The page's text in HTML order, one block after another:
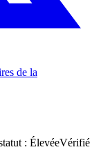
de la
: ÉlevéeVérifié